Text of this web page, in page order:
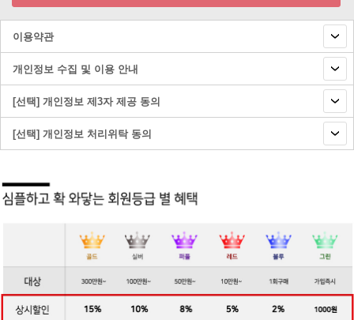
이용약관
개인정보 수집 및 이용 안내
[선택] 개인정보 제3자 제공 동의
[선택] 개인정보 처리위탁 동의